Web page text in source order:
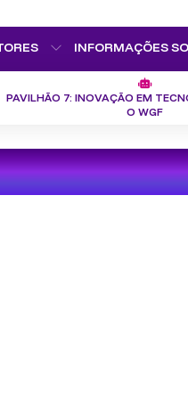
INFORMAÇÕES
PAVILHÃO 7: INOVAÇÃO EM
O WGF